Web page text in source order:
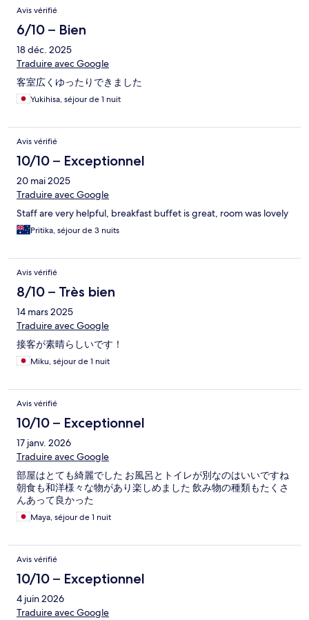
Avis vérifié
6/10 – Bien
18 déc. 2025
Traduire avec Google
客室広くゆったりできました
Yukihisa, séjour de 1 nuit
Avis vérifié
10/10 – Exceptionnel
20 mai 2025
Traduire avec Google
Staff are very helpful, breakfast buffet is great, room was lovely
Pritika, séjour de 3 nuits
Avis vérifié
8/10 – Très bien
14 mars 2025
Traduire avec Google
接客が素晴らしいです！
Miku, séjour de 1 nuit
Avis vérifié
10/10 – Exceptionnel
17 janv. 2026
Traduire avec Google
部屋はとても綺麗でした お風呂とトイレが別なのはいいですね
朝食も和洋様々な物があり楽しめました 飲み物の種類もたくさ
んあって良かった
Maya, séjour de 1 nuit
Avis vérifié
10/10 – Exceptionnel
4 juin 2026
Traduire avec Google